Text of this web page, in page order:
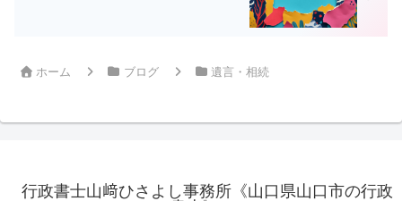
ホーム ブログ 遺言・相続
行政書士山﨑ひさよし事務所《山口県山口市の行政